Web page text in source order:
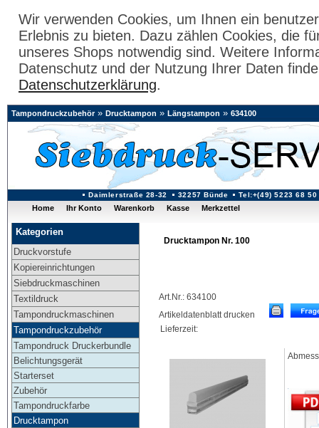
Wir verwenden Cookies, um Ihnen ein
Erlebnis zu bieten. Dazu zählen Cookies, die
unseres Shops notwendig sind. Weitere
Datenschutz und der Nutzung Ihrer Daten
Datenschutzerklärung.
Daimlerstraße 28-32 32257 Bünde Tel:+(49) 5223 68 50
Tampondruckzubehör» Drucktampon » Längstampon » 634100
Home Ihr Konto Warenkorb Kasse Merkzettel
Kategorien
Druckvorstufe
Kopiereinrichtungen
Siebdruckmaschinen
Textildruck
Tampondruckmaschinen
Tampondruckzubehör
Tampondruck Druckerbundle
Belichtungsgerät
Starterset
Zubehör
Tampondruckfarbe
Drucktampon
Drucktampon Nr. 100
Art.Nr.: 634100
Artikeldatenblatt drucken
Lieferzeit: